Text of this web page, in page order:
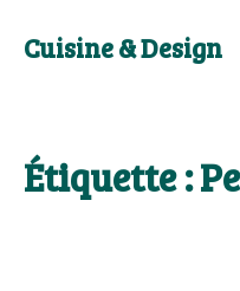
Cuisine & Design
Étiquette :